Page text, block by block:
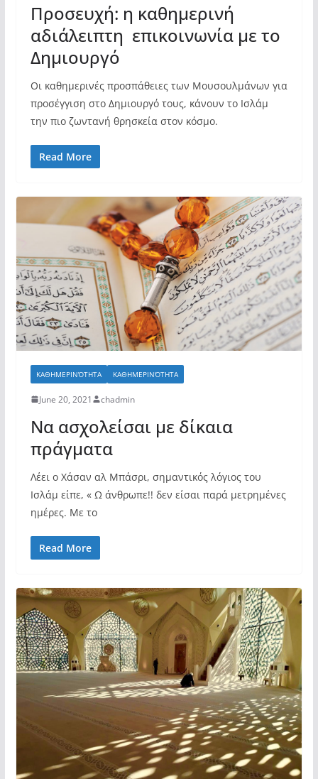
Προσευχή: η καθημερινή
αδιάλειπτη επικοινωνία με το
Δημιουργό
Οι καθημερινές προσπάθειες των Μουσουλμάνων για
προσέγγιση στο Δημιουργό τους, κάνουν το Ισλάμ
την πιο ζωντανή θρησκεία στον κόσμο.
Read More
ΚΑΘΗΜΕΡΙΝΌΤΗΤΑ ΚΑΘΗΜΕΡΙΝΌΤΗΤΑ
June 20, 2021 chadmin
Να ασχολείσαι με δίκαια
πράγματα
Λέει ο Χάσαν αλ Μπάσρι, σημαντικός λόγιος του
Ισλάμ είπε, « Ω άνθρωπε!! δεν είσαι παρά μετρημένες
ημέρες. Με το
Read More